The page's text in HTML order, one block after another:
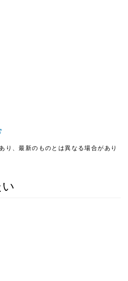
り、最新のものとは異なる場合があり